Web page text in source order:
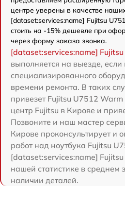
центре уверены в качестве
[dataset:services:name] Fujitsu
стоить на -15% дешевле при
через форму заказа звонка.
[dataset:services:name]
выполняется на выезде, если
специализированного
времени ремонта. В таких
привезет Fujitsu U7512
центр Fujitsu в Кирове и
Позвоните и наш мастер
Кирове проконсультирует и
работ над ноутбука Fujitsu
[dataset:services:name]
нашей статистике в среднем
наличии деталей.